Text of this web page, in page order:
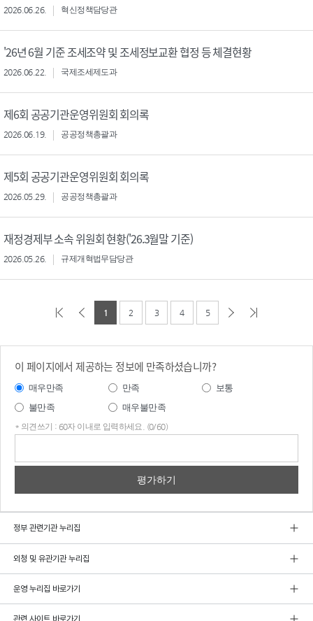
2026.06.26. 혁신정책담당관
'26년 6월 기준 조세조약 및 조세정보교환 협정 등 체결현황
2026.06.22. 국제조세제도과
제6회 공공기관운영위원회 회의록
2026.06.19. 공공정책총괄과
제5회 공공기관운영위원회 회의록
2026.05.29. 공공정책총괄과
재정경제부 소속 위원회 현황('26.3월말 기준)
2026.05.26. 규제개혁법무담당관
1 2 3 4 5
이 페이지에서 제공하는 정보에 만족하셨습니까?
매우만족 만족
보통
불만족
매우불만족
* 의견쓰기 : 60자 이내로 입력하세요. (0/60)
정부 관련기관 누리집
외청 및 유관기관 누리집
운영 누리집 바로가기
관련 사이트 바로가기